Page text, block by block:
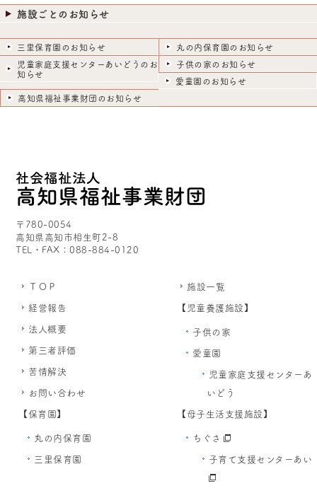
施設ごとのお知らせ
三里保育園のお知らせ
丸の内保育園のお知らせ
児童家庭支援センターあいどうのお
知らせ
子供の家のお知らせ
愛童園のお知らせ
高知県福祉事業財団のお知らせ
〒780-0054
高知県高知市相生町2-8
TEL・FAX：088-884-0120
ＴＯＰ
経営報告
法人概要
第三者評価
苦情解決
お問い合わせ
施設一覧
【児童養護施設】
子供の家
愛童園
児童家庭支援センターあ
いどう
【保育園】
丸の内保育園
三里保育園
【母子生活支援施設】
ちぐさ
子育て支援センターあい